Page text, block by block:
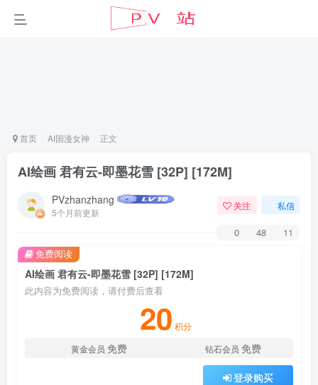
首页 AI国漫女神 正文
AI绘画 君有云-即墨花雪 [32P] [172M]
PVzhanzhang
5个月前更新
关注 私信
0 48 11
AI绘画 君有云-即墨花雪 [32P] [172M]
此内容为免费阅读，请付费后查看
20 积分
黄金会员 免费 钻石会员 免费
登录购买
免费阅读